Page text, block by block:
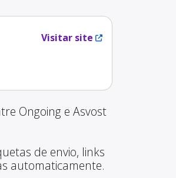
Visitar site
Ongoing e Asvost
de envio, links
automaticamente.